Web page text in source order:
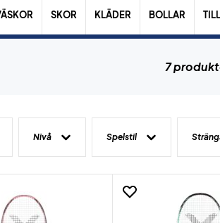
SKOR KLÄDER BOLLAR
7
Nivå Spelstil